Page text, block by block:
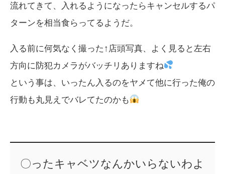
流れてきて、入れるようになったらキャンセルするパ
ターンを相当食らってるようだ。
入る前に何気なく撮った↑店頭写真、よく見ると左右
方向に防犯カメラがバッチリありますね
という事は、いったん入るのをヤメて他に行った俺の
行動も丸見えでバレてたのかも
〇ったキャベツなんかいらないわよ